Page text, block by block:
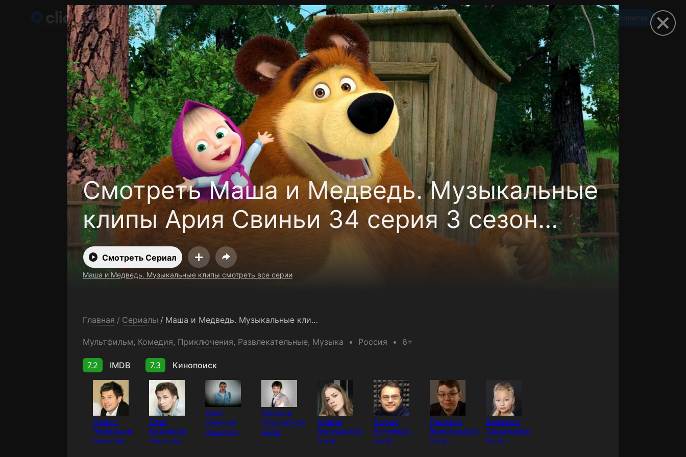
Смотреть 3650 дней бесплатно
Смотреть Маша и Медведь. Музыкальные
клипы Ария Свиньи 34 серия 3 сезон
бесплатно
Смотреть Сериал
Маша и Медведь. Музыкальные клипы смотреть все серии
Главная / Сериалы / Маша и Медведь. Музыкальные клипы
Мультфильм, Комедия, Приключения, Развлекательные, Музыка Россия 6+
7.2 IMDB 7.3 Кинопоиск
Денис
Червяцов
Режиссёр
Олег
Кузовков
Режиссёр
Олег
Ужинов
Режиссёр
Прохор
Чеховской
Актёр
Алина
Кукушкина
Актёр
Борис
Кутневич
Актёр
Диомид
Виноградов
Актёр
Варвара
Саранцева
Актёр
Телефон поддержки:+998 55 516 2111
Пользовательское соглашение
Политика конфиденциальности Открыть приложение Ввести промокод